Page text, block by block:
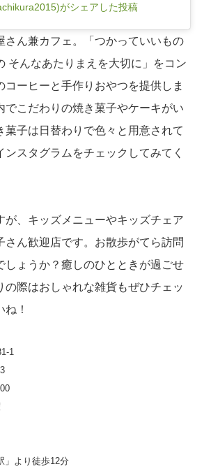
がシェアした投稿
さん兼カフェ。「つかっていいもの
そんなあたりまえを大切に」をコン
コーヒーと手作りおやつを提供しま
でこだわりの焼き菓子やケーキがい
菓子は日替わりで色々と用意されて
ンスタグラムをチェックしてみてく
が、キッズメニューやキッズチェア
さん歓迎店です。お散歩がてら訪問
しょうか？癒しのひとときが過ごせ
の際はおしゃれな雑貨もぜひチェッ
！
1
」より徒歩12分